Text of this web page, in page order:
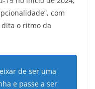
com
o ritmo da
de ser uma
e passe a ser